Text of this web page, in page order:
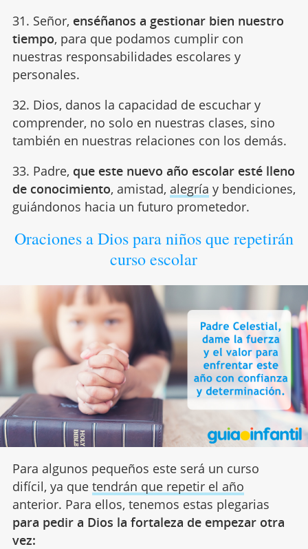
31. Señor, enséñanos a gestionar bien nuestro
tiempo, para que podamos cumplir con
nuestras responsabilidades escolares y
personales.
32. Dios, danos la capacidad de escuchar y
comprender, no solo en nuestras clases, sino
también en nuestras relaciones con los demás.
33. Padre, que este nuevo año escolar esté lleno
de conocimiento, amistad, alegría y bendiciones,
guiándonos hacia un futuro prometedor.
Oraciones a Dios para niños que repetirán
curso escolar
Para algunos pequeños este será un curso
difícil, ya que tendrán que repetir el año
anterior. Para ellos, tenemos estas plegarias
para pedir a Dios la fortaleza de empezar otra
vez: